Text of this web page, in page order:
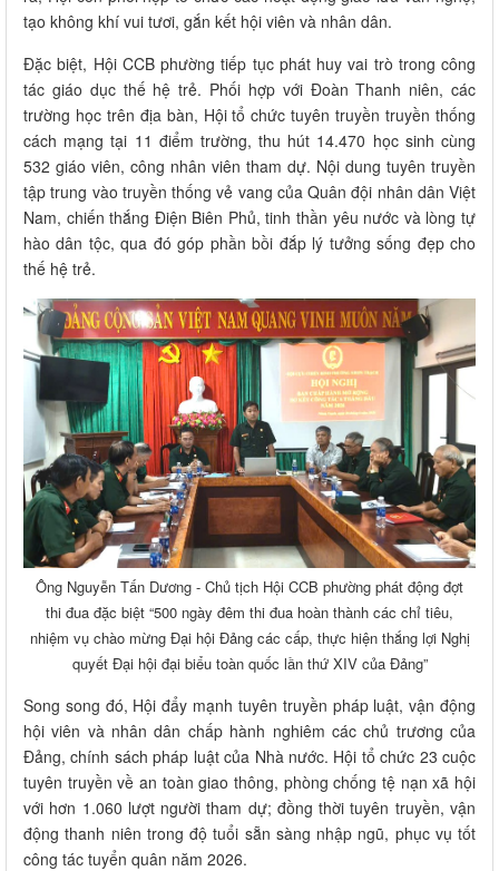
tạo không khí vui tươi, gắn kết hội viên và nhân dân.
Đặc biệt, Hội CCB phường tiếp tục phát huy vai trò trong công
tác giáo dục thế hệ trẻ. Phối hợp với Đoàn Thanh niên, các
trường học trên địa bàn, Hội tổ chức tuyên truyền truyền thống
cách mạng tại 11 điểm trường, thu hút 14.470 học sinh cùng
532 giáo viên, công nhân viên tham dự. Nội dung tuyên truyền
tập trung vào truyền thống vẻ vang của Quân đội nhân dân Việt
Nam, chiến thắng Điện Biên Phủ, tinh thần yêu nước và lòng tự
hào dân tộc, qua đó góp phần bồi đắp lý tưởng sống đẹp cho
thế hệ trẻ.
Ông Nguyễn Tấn Dương - Chủ tịch Hội CCB phường phát động đợt
thi đua đặc biệt “500 ngày đêm thi đua hoàn thành các chỉ tiêu,
nhiệm vụ chào mừng Đại hội Đảng các cấp, thực hiện thắng lợi Nghị
quyết Đại hội đại biểu toàn quốc lần thứ XIV của Đảng”
Song song đó, Hội đẩy mạnh tuyên truyền pháp luật, vận động
hội viên và nhân dân chấp hành nghiêm các chủ trương của
Đảng, chính sách pháp luật của Nhà nước. Hội tổ chức 23 cuộc
tuyên truyền về an toàn giao thông, phòng chống tệ nạn xã hội
với hơn 1.060 lượt người tham dự; đồng thời tuyên truyền, vận
động thanh niên trong độ tuổi sẵn sàng nhập ngũ, phục vụ tốt
công tác tuyển quân năm 2026.